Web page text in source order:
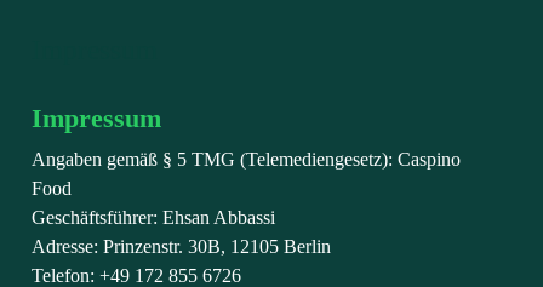
Impressum
Angaben gemäß § 5 TMG (Telemediengesetz): Caspino
Food
Geschäftsführer: Ehsan Abbassi
Adresse: Prinzenstr. 30B, 12105 Berlin
Telefon: +49 172 855 6726